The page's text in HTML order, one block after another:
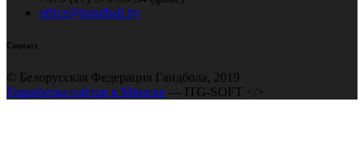
office@handball.by
Contact
© Белорусская Федерация Гандбола, 2019
Разработка сайтов в Минске — ITG-SOFT </>